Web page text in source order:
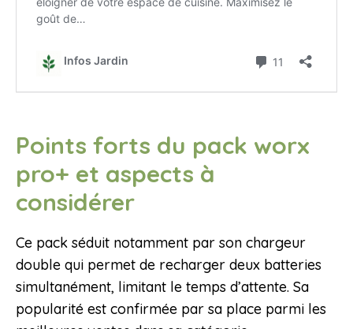
Points forts du pack worx
pro+ et aspects à
considérer
Ce pack séduit notamment par son chargeur
double qui permet de recharger deux batteries
simultanément, limitant le temps d’attente. Sa
popularité est confirmée par sa place parmi les